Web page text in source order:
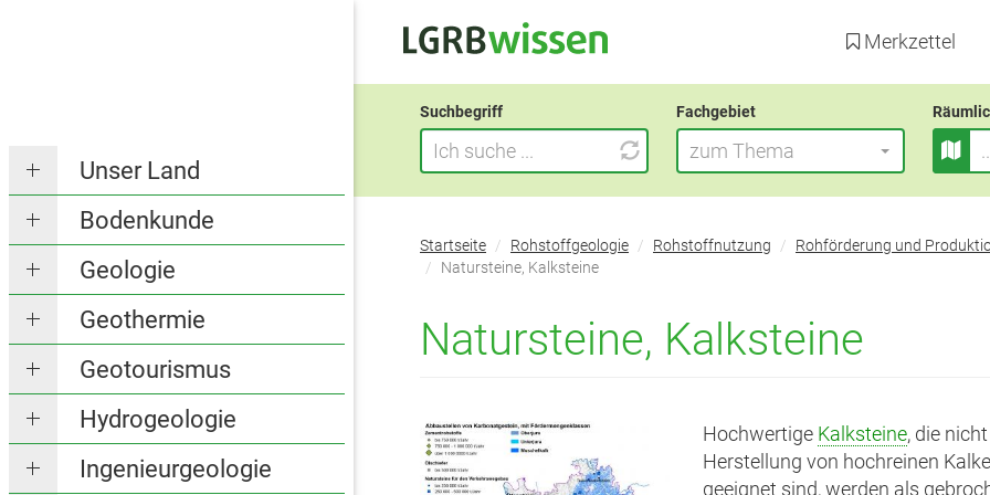
Unser Land
Bodenkunde
Geologie
Geothermie
Geotourismus
Hydrogeologie
Ingenieurgeologie
Merkzettel
Suchbegriff Fachgebiet
zum Thema
befinden
Startseite Rohstoffgeologie Rohstoffnutzung
Rohförderung und
Natursteine, Kalksteine
Natursteine, Kalksteine
Hochwertige Kalksteine, die
Herstellung von hochreinen
geeignet sind, werden als